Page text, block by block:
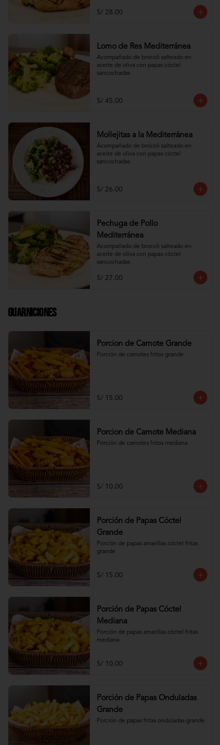
S/ 28.00
Lomo de Res Mediterránea
Acompañado de brocoli salteado en
aceite de oliva con papas cóctel
sancochadas
S/ 45.00
Mollejitas a la Mediterránea
Acompañado de brocoli salteado en
aceite de oliva con papas cóctel
sancochadas
S/ 26.00
Pechuga de Pollo
Mediterránea
Acompañado de brocoli salteado en
aceite de oliva con papas cóctel
sancochadas
S/ 27.00
Guarniciones
Porcion de Camote Grande
Porción de camotes fritos grande
S/ 15.00
Porcion de Camote Mediana
Porción de camotes fritos mediana
S/ 10.00
Porción de Papas Cóctel
Grande
Porción de papas amarillas cóctel fritas
grande
S/ 15.00
Porción de Papas Cóctel
Mediana
Porción de papas amarillas cóctel fritas
mediana
S/ 10.00
Porción de Papas Onduladas
Grande
Porción de papas fritas onduladas grande